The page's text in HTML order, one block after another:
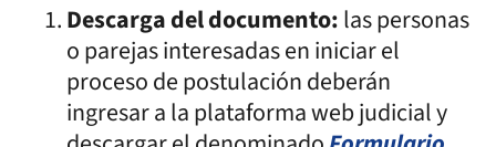
Descarga del documento:las personas
o parejas interesadas en iniciar el
proceso de postulación deberán
ingresar a la plataforma web judicial y